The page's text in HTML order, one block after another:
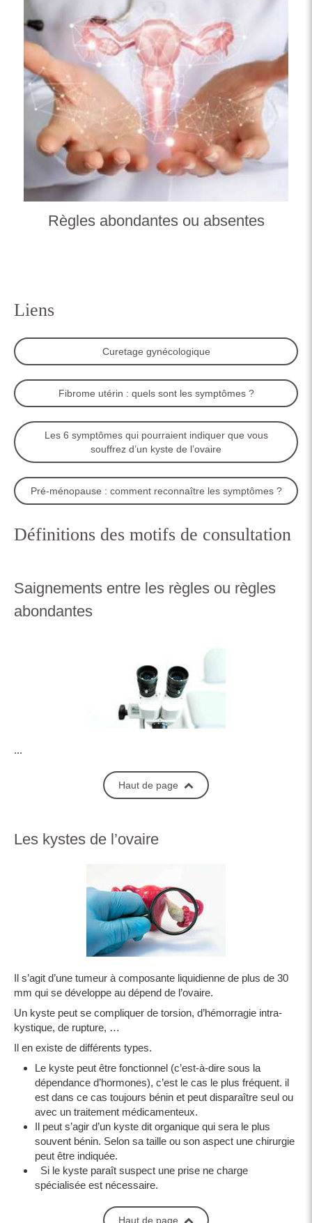
Règles abondantes ou absentes
Liens
Curetage gynécologique
Fibrome utérin : quels sont les symptômes ?
Les 6 symptômes qui pourraient indiquer que vous
souffrez d’un kyste de l’ovaire
Pré-ménopause : comment reconnaître les symptômes ?
Définitions des motifs de consultation
Saignements entre les règles ou règles
abondantes
...
Haut de page
Les kystes de l’ovaire
Il s’agit d’une tumeur à composante liquidienne de plus de 30
mm qui se développe au dépend de l’ovaire.
Un kyste peut se compliquer de torsion, d’hémorragie intra-
kystique, de rupture, …
Il en existe de différents types.
Le kyste peut être fonctionnel (c’est-à-dire sous la
dépendance d’hormones), c’est le cas le plus fréquent. il
est dans ce cas toujours bénin et peut disparaître seul ou
avec un traitement médicamenteux.
Il peut s’agir d’un kyste dit organique qui sera le plus
souvent bénin. Selon sa taille ou son aspect une chirurgie
peut être indiquée.
Si le kyste paraît suspect une prise ne charge
spécialisée est nécessaire.
Haut de page